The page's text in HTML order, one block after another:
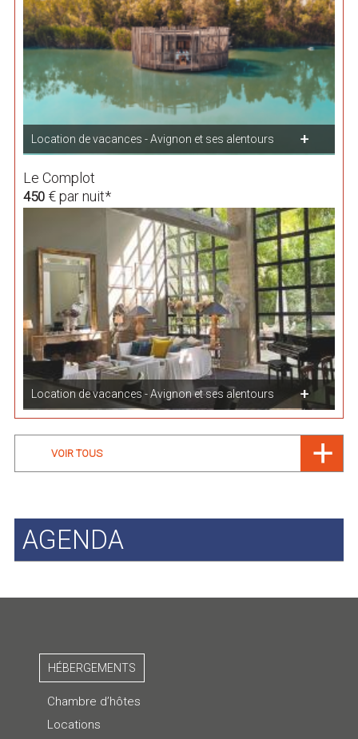
Location de vacances - Avignon et ses alentours
Le Complot
450€ par nuit*
Location de vacances - Avignon et ses alentours
VOIR TOUS
AGENDA
HÉBERGEMENTS
Chambre d’hôtes
Locations